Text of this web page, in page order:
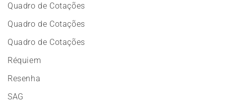
Quadro de Cotações
Quadro de Cotações
Quadro de Cotações
Réquiem
Resenha
SAG